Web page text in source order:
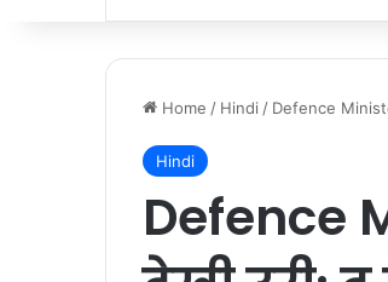
Home / Hindi / Defence
Hindi
Defence